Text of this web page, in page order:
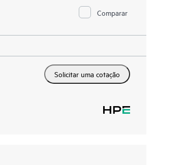
Comparar
Solicitar uma cotação